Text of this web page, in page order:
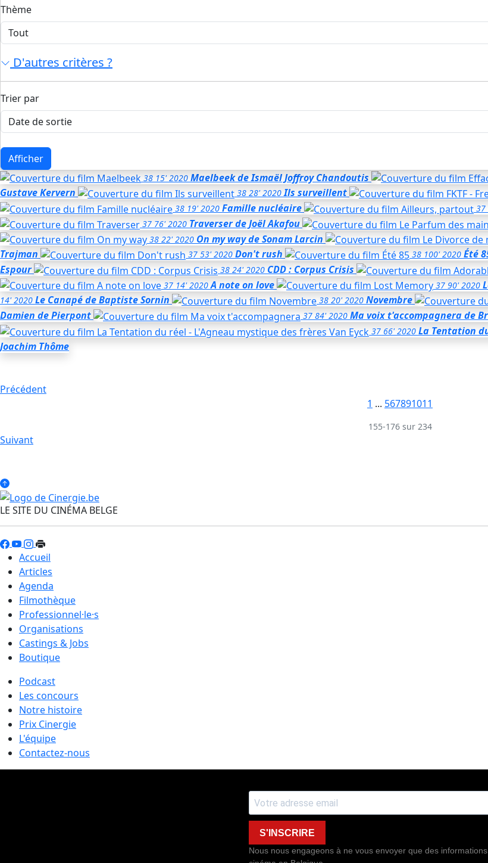
Thème
D'autres critères ?
Trier par
Afficher
38 15' 2020 Maelbeekde Ismaël Joffroy Chandoutis
Gustave Kervern
38 28' 2020 Ils surveillent
38 19' 2020 Famille nucléaire 37
37 76' 2020 Traverserde Joël Akafou
38 22' 2020 On my wayde Sonam Larcin
Trajman
37 53' 2020 Don't rush 38 100' 2020 Été
Espour
38 24' 2020 CDD : Corpus Crisis
37 14' 2020 A note on love 37 90' 2020
14' 2020 Le Canapéde Baptiste Sornin 38 20' 2020 Novembre
Damien de Pierpont
37 84' 2020 Ma voix t'accompagnerade
37 66' 2020 La Tentation
Joachim Thôme
Précédent
1 ... 567891011
155-176 sur 234
Suivant
LE SITE DU CINÉMA BELGE
Accueil
Articles
Agenda
Filmothèque
Professionnel·le·s
Organisations
Castings & Jobs
Boutique
Podcast
Les concours
Notre histoire
Prix Cinergie
L'équipe
Contactez-nous
S'INSCRIRE
Nous nous engageons à ne vous envoyer que des